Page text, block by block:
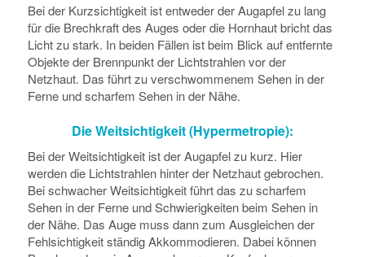
Bei der Kurzsichtigkeit ist entweder der Augapfel zu lang
für die Brechkraft des Auges oder die Hornhaut bricht das
Licht zu stark. In beiden Fällen ist beim Blick auf entfernte
Objekte der Brennpunkt der Lichtstrahlen vor der
Netzhaut. Das führt zu verschwommenem Sehen in der
Ferne und scharfem Sehen in der Nähe.
Die Weitsichtigkeit (Hypermetropie):
Bei der Weitsichtigkeit ist der Augapfel zu kurz. Hier
werden die Lichtstrahlen hinter der Netzhaut gebrochen.
Bei schwacher Weitsichtigkeit führt das zu scharfem
Sehen in der Ferne und Schwierigkeiten beim Sehen in
der Nähe. Das Auge muss dann zum Ausgleichen der
Fehlsichtigkeit ständig Akkommodieren. Dabei können